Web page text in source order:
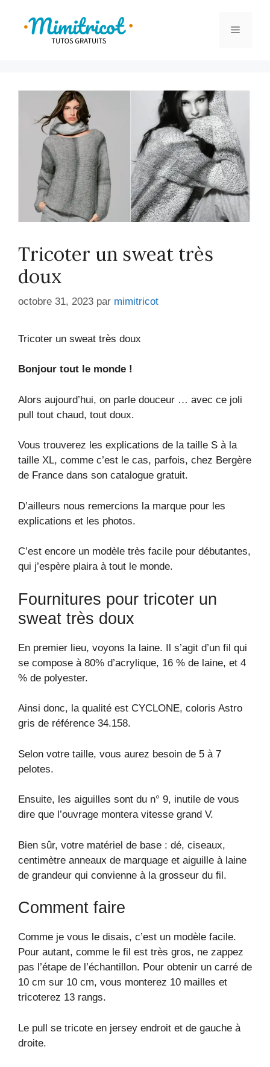
contenu
Menu
Tricoter un sweat très
doux
octobre 31, 2023 par mimitricot
Tricoter un sweat très doux
Bonjour tout le monde !
Alors aujourd’hui, on parle douceur … avec ce joli
pull tout chaud, tout doux.
Vous trouverez les explications de la taille S à la
taille XL, comme c’est le cas, parfois, chez Bergère
de France dans son catalogue gratuit.
D’ailleurs nous remercions la marque pour les
explications et les photos.
C’est encore un modèle très facile pour débutantes,
qui j’espère plaira à tout le monde.
Fournitures pour tricoter un
sweat très doux
En premier lieu, voyons la laine. Il s’agit d’un fil qui
se compose à 80% d’acrylique, 16 % de laine, et 4
% de polyester.
Ainsi donc, la qualité est CYCLONE, coloris Astro
gris de référence 34.158.
Selon votre taille, vous aurez besoin de 5 à 7
pelotes.
Ensuite, les aiguilles sont du n° 9, inutile de vous
dire que l’ouvrage montera vitesse grand V.
Bien sûr, votre matériel de base : dé, ciseaux,
centimètre anneaux de marquage et aiguille à laine
de grandeur qui convienne à la grosseur du fil.
Comment faire
Comme je vous le disais, c’est un modèle facile.
Pour autant, comme le fil est très gros, ne zappez
pas l’étape de l’échantillon. Pour obtenir un carré de
10 cm sur 10 cm, vous monterez 10 mailles et
tricoterez 13 rangs.
Le pull se tricote en jersey endroit et de gauche à
droite.